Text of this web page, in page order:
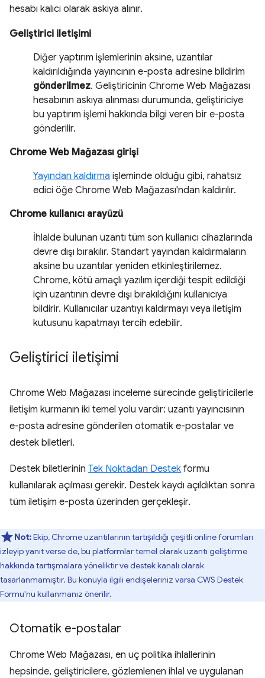
hesabı kalıcı olarak askıya alınır.
Geliştirici iletişimi
Diğer yaptırım işlemlerinin aksine, uzantılar
kaldırıldığında yayıncının e-posta adresine bildirim
gönderilmez. Geliştiricinin Chrome Web Mağazası
hesabının askıya alınması durumunda, geliştiriciye
bu yaptırım işlemi hakkında bilgi veren bir e-posta
gönderilir.
Chrome Web Mağazası girişi
Yayından kaldırma işleminde olduğu gibi, rahatsız
edici öğe Chrome Web Mağazası'ndan kaldırılır.
Chrome kullanıcı arayüzü
İhlalde bulunan uzantı tüm son kullanıcı cihazlarında
devre dışı bırakılır. Standart yayından kaldırmaların
aksine bu uzantılar yeniden etkinleştirilemez.
Chrome, kötü amaçlı yazılım içerdiği tespit edildiği
için uzantının devre dışı bırakıldığını kullanıcıya
bildirir. Kullanıcılar uzantıyı kaldırmayı veya iletişim
kutusunu kapatmayı tercih edebilir.
Geliştirici iletişimi
Chrome Web Mağazası inceleme sürecinde geliştiricilerle
iletişim kurmanın iki temel yolu vardır: uzantı yayıncısının
e-posta adresine gönderilen otomatik e-postalar ve
destek biletleri.
Destek biletlerinin Tek Noktadan Destek formu
kullanılarak açılması gerekir. Destek kaydı açıldıktan sonra
tüm iletişim e-posta üzerinden gerçekleşir.
Not:Ekip, Chrome uzantılarının tartışıldığı çeşitli online forumları
izleyip yanıt verse de, bu platformlar temel olarak uzantı geliştirme
hakkında tartışmalara yöneliktir ve destek kanalı olarak
tasarlanmamıştır. Bu konuyla ilgili endişeleriniz varsa CWS Destek
Formu'nu kullanmanız önerilir.
Otomatik e-postalar
Chrome Web Mağazası, en uç politika ihlallerinin
hepsinde, geliştiricilere, gözlemlenen ihlal ve uygulanan